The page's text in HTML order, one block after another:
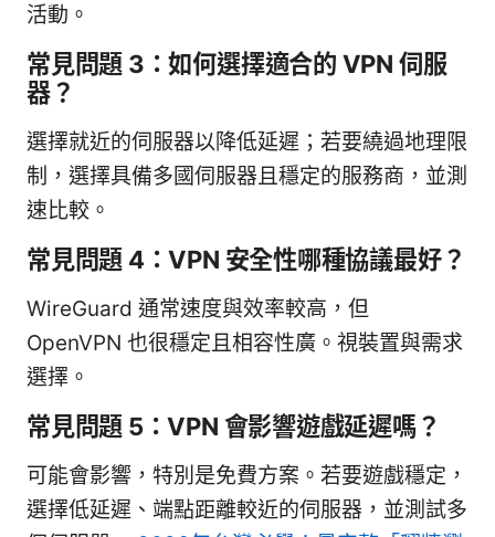
活動。
常見問題 3：如何選擇適合的 VPN 伺服
器？
選擇就近的伺服器以降低延遲；若要繞過地理限
制，選擇具備多國伺服器且穩定的服務商，並測
速比較。
常見問題 4：VPN 安全性哪種協議最好？
WireGuard 通常速度與效率較高，但
OpenVPN 也很穩定且相容性廣。視裝置與需求
選擇。
常見問題 5：VPN 會影響遊戲延遲嗎？
可能會影響，特別是免費方案。若要遊戲穩定，
選擇低延遲、端點距離較近的伺服器，並測試多